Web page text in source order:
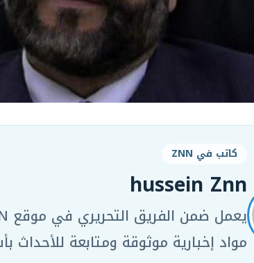
كاتب في ZNN
hussein Znn
مواد إخبارية موثوقة ومتابعة